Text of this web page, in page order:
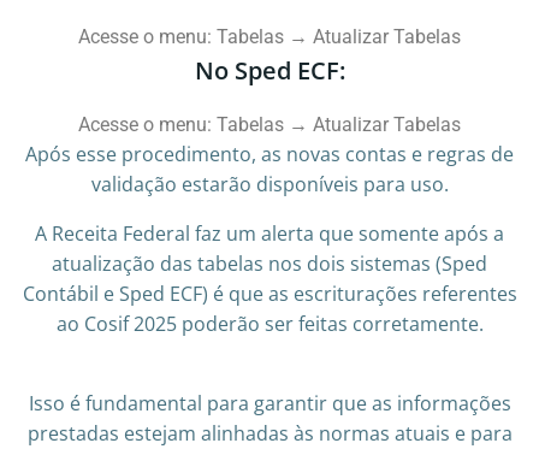
Acesse o menu: Tabelas → Atualizar Tabelas
No Sped ECF:
Acesse o menu: Tabelas → Atualizar Tabelas
Após esse procedimento, as novas contas e regras de
validação estarão disponíveis para uso.
A Receita Federal faz um alerta que somente após a
atualização das tabelas nos dois sistemas (Sped
Contábil e Sped ECF) é que as escriturações referentes
ao Cosif 2025 poderão ser feitas corretamente.
Isso é fundamental para garantir que as informações
prestadas estejam alinhadas às normas atuais e para